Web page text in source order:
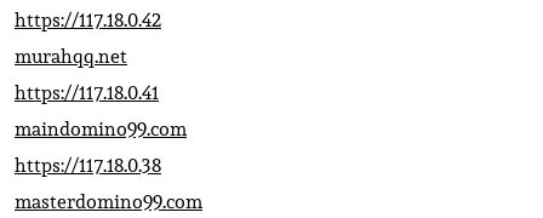
https://117.18.0.42
murahqq.net
https://117.18.0.41
maindomino99.com
https://117.18.0.38
masterdomino99.com